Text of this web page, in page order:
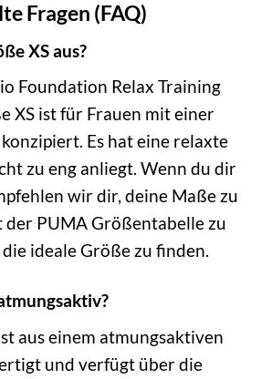
Fragen (FAQ)
XS aus?
Foundation Relax Training
XS ist für Frauen mit einer
Es hat eine relaxte
zu eng anliegt. Wenn du dir
wir dir, deine Maße zu
der PUMA Größentabelle zu
ideale Größe zu finden.
aus einem atmungsaktiven
und verfügt über die